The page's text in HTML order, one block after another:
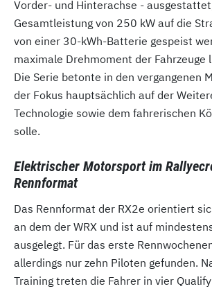
Vorder- und Hinterachse -
Gesamtleistung von 250 kW auf die
von einer 30-kWh-Batterie gespeist
maximale Drehmoment der Fahrzeuge
Die Serie betonte in den vergangenen
der Fokus hauptsächlich auf der
Technologie sowie dem fahrerischen
solle.
Elektrischer Motorsport im
Rennformat
Das Rennformat der RX2e orientiert
an dem der WRX und ist auf
ausgelegt. Für das erste
allerdings nur zehn Piloten gefunden.
Training treten die Fahrer in vier